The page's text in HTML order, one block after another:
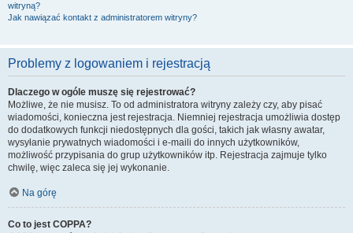
witryną?
Jak nawiązać kontakt z administratorem witryny?
Problemy z logowaniem i rejestracją
Dlaczego w ogóle muszę się rejestrować?
Możliwe, że nie musisz. To od administratora witryny zależy czy, aby pisać
wiadomości, konieczna jest rejestracja. Niemniej rejestracja umożliwia dostęp
do dodatkowych funkcji niedostępnych dla gości, takich jak własny awatar,
wysyłanie prywatnych wiadomości i e-maili do innych użytkowników,
możliwość przypisania do grup użytkowników itp. Rejestracja zajmuje tylko
chwilę, więc zaleca się jej wykonanie.
Na górę
Co to jest COPPA?